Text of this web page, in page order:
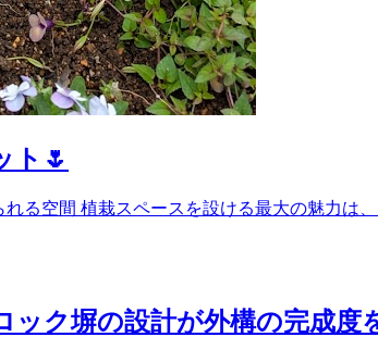
ト🌷
れる空間 植栽スペースを設ける最大の魅力は
ック塀の設計が外構の完成度